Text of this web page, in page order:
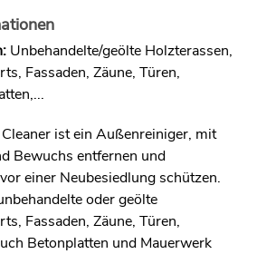
Unbehandelte/geölte Holzterassen,
Fassaden, Zäune, Türen,
ist ein Außenreiniger, mit
Bewuchs entfernen und
einer Neubesiedlung schützen.
oder geölte
Fassaden, Zäune, Türen,
Betonplatten und Mauerwerk